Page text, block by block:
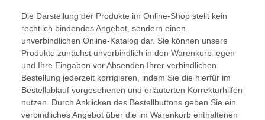
Die Darstellung der Produkte im Online-Shop stellt kein
rechtlich bindendes Angebot, sondern einen
unverbindlichen Online-Katalog dar. Sie können unsere
Produkte zunächst unverbindlich in den Warenkorb legen
und Ihre Eingaben vor Absenden Ihrer verbindlichen
Bestellung jederzeit korrigieren, indem Sie die hierfür im
Bestellablauf vorgesehenen und erläuterten Korrekturhilfen
nutzen. Durch Anklicken des Bestellbuttons geben Sie ein
verbindliches Angebot über die im Warenkorb enthaltenen